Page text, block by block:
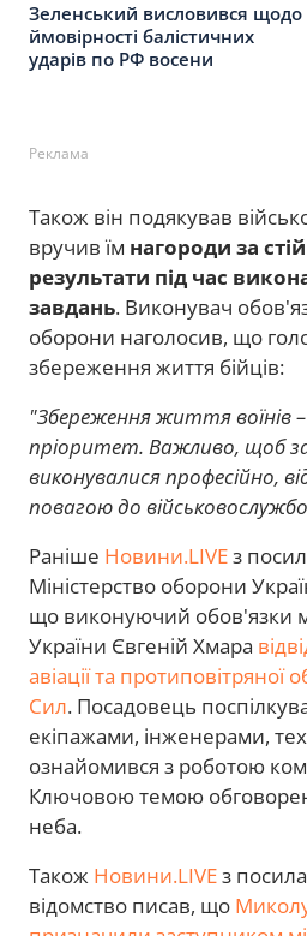
Зеленський висловився щодо
ймовірності балістичних
ударів по РФ восени
Реклама
Також він подякував
вручив їм нагороди за
результати під час
завдань. Виконувач
оборони наголосив, що
збереження життя бійців:
"Збереження життя воїнів
пріоритет. Важливо, щоб
виконувалися професійно,
повагою до
Раніше Новини.LIVEз
Міністерство оборони
що виконуючий обов'язки
України Євгеній Хмара
авіації та
Сил. Посадовець
екіпажами, інженерами,
ознайомився з роботою
Ключовою темою
неба.
Також Новини.LIVEз
відомство писав, що